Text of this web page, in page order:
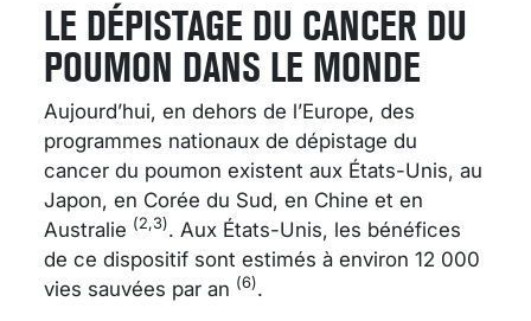
LE DÉPISTAGE DU CANCER DU
POUMON DANS LE MONDE
Aujourd’hui, en dehors de l’Europe, des
programmes nationaux de dépistage du
cancer du poumon existent aux États-Unis, au
Japon, en Corée du Sud, en Chine et en
Australie (2,3). Aux États-Unis, les bénéfices
de ce dispositif sont estimés à environ 12 000
vies sauvées par an (6).